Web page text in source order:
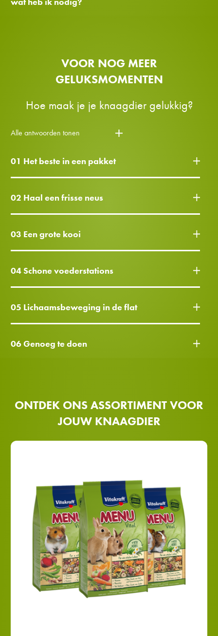
VOOR NOG MEER
GELUKSMOMENTEN
Hoe maak je je knaagdier gelukkig?
Alle antwoorden tonen
01 Het beste in een pakket
02 Haal een frisse neus
03 Een grote kooi
04 Schone voederstations
05 Lichaamsbeweging in de flat
06 Genoeg te doen
ONTDEK ONS ASSORTIMENT VOOR
JOUW KNAAGDIER